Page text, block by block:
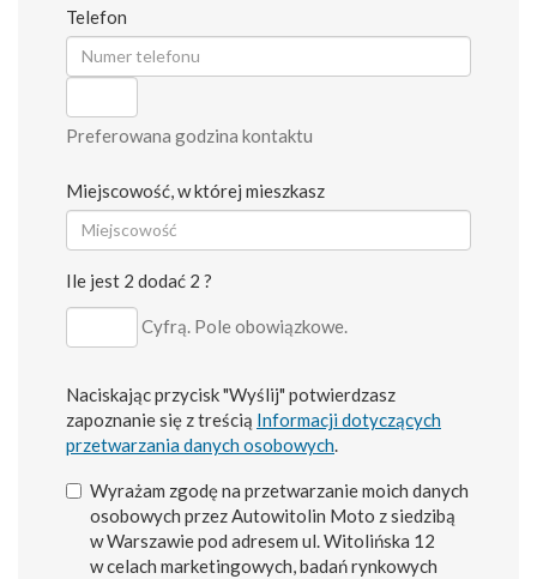
Telefon
Preferowana godzina kontaktu
Miejscowość, w której mieszkasz
Ile jest 2 dodać 2 ?
Cyfrą. Pole obowiązkowe.
Naciskając przycisk "Wyślij" potwierdzasz
zapoznanie się z treścią Informacji dotyczących
przetwarzania danych osobowych.
Wyrażam zgodę na przetwarzanie moich danych
osobowych przez Autowitolin Moto z siedzibą
w Warszawie pod adresem ul. Witolińska 12
w celach marketingowych, badań rynkowych